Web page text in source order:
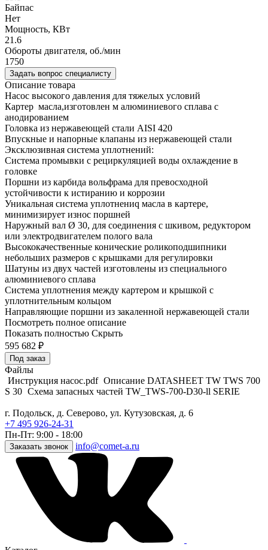
Байпас
Нет
Мощность, КВт
21.6
Обороты двигателя, об./мин
1750
Задать вопрос специалисту
Описание товара
Насос высокого давления для тяжелых условий
Картер масла,изготовлен м алюминиевого сплава с
анодированием
Головка из нержавеющей стали AISI 420
Впускные и напорные клапаны из нержавеющей стали
Эксклюзивная система уплотнений:
Система промывки с рециркуляцией воды охлаждение в
головке
Поршни из карбида вольфрама для превосходной
устойчивости к истиранию и коррозии
Уникальная система уплотнениq масла в картере,
минимизирует износ поршней
Наружный вал Ø 30, для соединения с шкивом, редуктором
или электродвигателем полого вала
Высококачественные конические роликоподшипники
небольших размеров с крышками для регулировки
Шатуны из двух частей изготовлены из специального
алюминиевого сплава
Система уплотнения между картером и крышкой с
уплотнительным кольцом
Направляющие поршни из закаленной нержавеющей стали
Посмотреть полное описание
Показать полностью Скрыть
595 682 ₽
Под заказ
Файлы
Инструкция насос.pdf Описание DATASHEET TW TWS 700
S 30 Схема запасных частей TW_TWS-700-D30-ll SERIE
г. Подольск, д. Северово, ул. Кутузовская, д. 6
+7 495 926-24-31
Пн-Пт: 9:00 - 18:00
Заказать звонок info@comet-a.ru